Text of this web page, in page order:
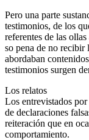
Pero una parte
testimonios, de los
referentes de las
so pena de no recibir
abordaban
testimonios surgen
Los relatos
Los entrevistados
de declaraciones
reiteración que en
comportamiento.